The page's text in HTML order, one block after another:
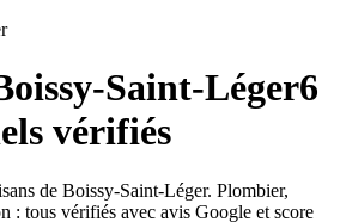
Saint-Léger6
vérifiés
de Boissy-Saint-Léger. Plombier,
: tous vérifiés avec avis Google et score